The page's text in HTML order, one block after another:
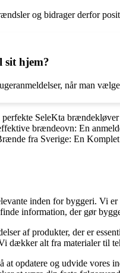
og bidrager derfor
hjem?
når man
SeleKta brændekløver
brændeovn: En
fra Sverige: En
inden for byggeri. Vi
information, der gør
af produkter, der er
alt fra materialer til
opdatere og udvide vores